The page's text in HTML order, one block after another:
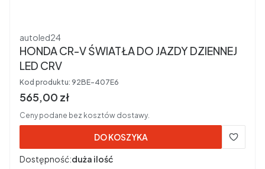
Producent
autoled24
HONDA CR-V ŚWIATŁA DO JAZDY DZIENNEJ
LED CRV
Kod produktu: 92BE-407E6
Cena brutto
565,00 zł
Ceny podane bez kosztów dostawy.
DO KOSZYKA
Dostępność:duża ilość